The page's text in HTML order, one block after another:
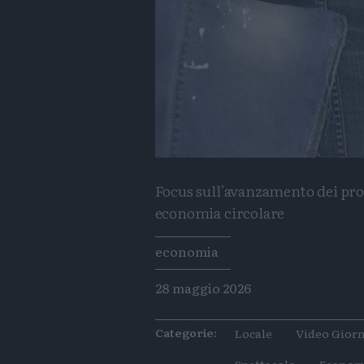
Focus sull'avanzamento dei
economia circolare
Tags
economia
28 maggio 2026
Categorie: Locale Video